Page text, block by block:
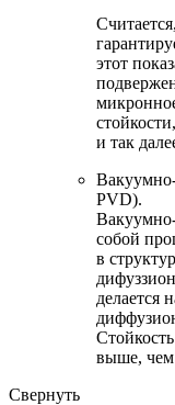
этот
и так
PVD).
собой
в
делается
выше, чем
Свернуть